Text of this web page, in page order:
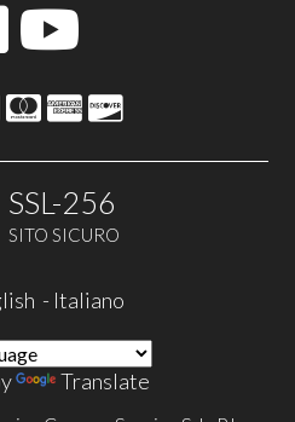
SSL-256
SITO SICURO
- Italiano
Translate